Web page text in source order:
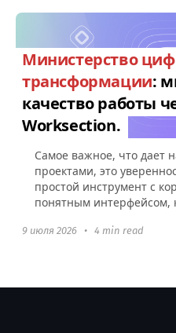
Министерство
трансформации:
качество работы
Worksection.
Самое важное, что дает
проектами, это
простой инструмент с
понятным интерфейсом,
9 июля 2026 • 4 min read